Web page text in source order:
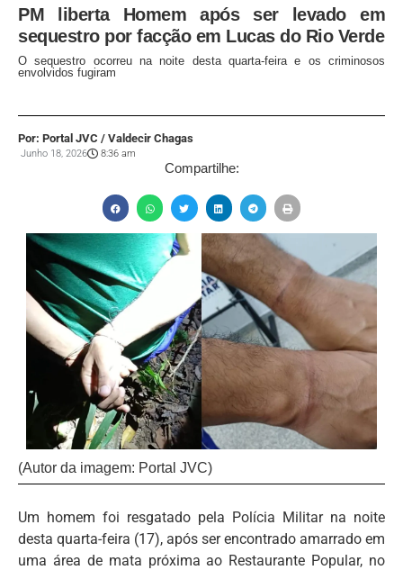
PM liberta Homem após ser levado em
sequestro por facção em Lucas do Rio Verde
O sequestro ocorreu na noite desta quarta-feira e os criminosos
envolvidos fugiram
Por: Portal JVC / Valdecir Chagas
Junho 18, 2026 8:36 am
Compartilhe:
(Autor da imagem: Portal JVC)
Um homem foi resgatado pela Polícia Militar na noite
desta quarta-feira (17), após ser encontrado amarrado em
uma área de mata próxima ao Restaurante Popular, no